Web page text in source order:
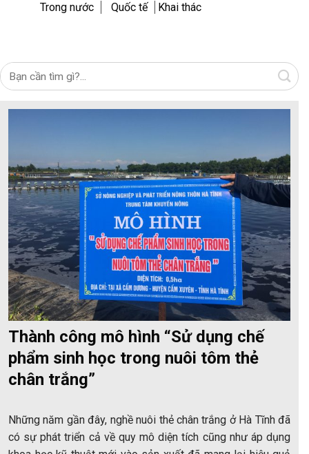
Trong nước Quốc tế Khai thác
Thành công mô hình “Sử dụng chế
phẩm sinh học trong nuôi tôm thẻ
chân trắng”
Những năm gần đây, nghề nuôi thẻ chân trắng ở Hà Tĩnh đã
có sự phát triển cả về quy mô diện tích cũng như áp dụng